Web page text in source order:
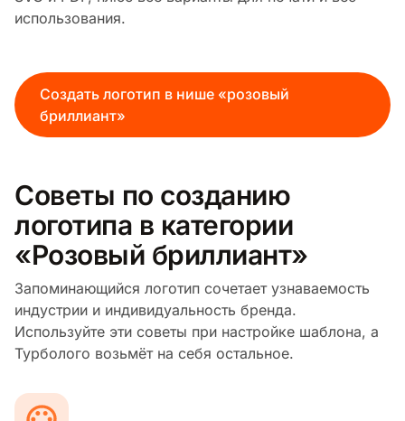
использования.
Создать логотип в нише «розовый
бриллиант»
Советы по созданию
логотипа в категории
«Розовый бриллиант»
Запоминающийся логотип сочетает узнаваемость
индустрии и индивидуальность бренда.
Используйте эти советы при настройке шаблона, а
Турболого возьмёт на себя остальное.